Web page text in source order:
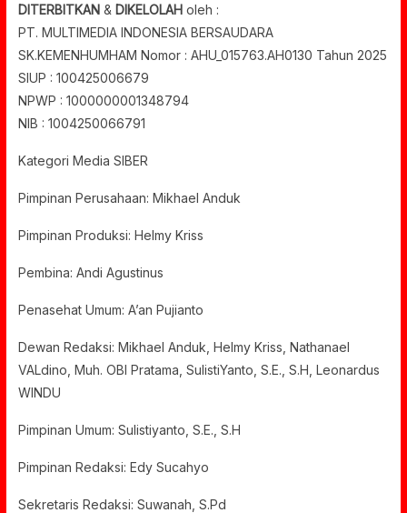
DITERBITKAN& DIKELOLAHoleh :
PT. MULTIMEDIA INDONESIA BERSAUDARA
SK.KEMENHUMHAM Nomor : AHU_015763.AH0130 Tahun 2025
SIUP : 100425006679
NPWP : 1000000001348794
NIB : 1004250066791
Kategori Media SIBER
Pimpinan Perusahaan: Mikhael Anduk
Pimpinan Produksi: Helmy Kriss
Pembina: Andi Agustinus
Penasehat Umum: A’an Pujianto
Dewan Redaksi: Mikhael Anduk, Helmy Kriss, Nathanael
VALdino, Muh. OBI Pratama, SulistiYanto, S.E., S.H, Leonardus
WINDU
Pimpinan Umum: Sulistiyanto, S.E., S.H
Pimpinan Redaksi: Edy Sucahyo
Sekretaris Redaksi: Suwanah, S.Pd